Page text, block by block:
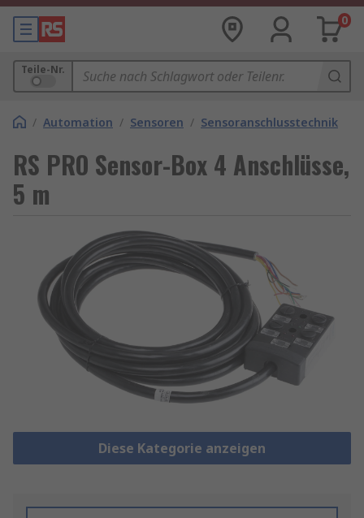
0
Teile-Nr.
/ Automation / Sensoren / Sensoranschlusstechnik
RS PRO Sensor-Box 4 Anschlüsse,
5 m
Diese Kategorie anzeigen